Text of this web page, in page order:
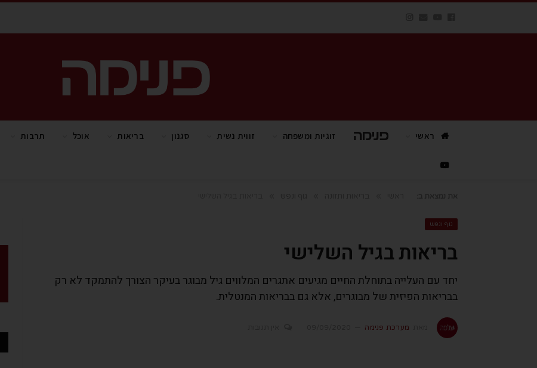
ראשי פנימה TV זוגיות ומשפחה זווית נשית סגנון בריאות אוכל תרבות
גוף ונפש
בריאות בגיל השלישי
יחד עם העלייה בתוחלת החיים מגיעים אתגרים המלווים גיל מבוגר בעיקר הצורך להתמקד לא רק
בבריאות הפיזית של מבוגרים, אלא גם בבריאות המנטלית.
מערכת פנימה